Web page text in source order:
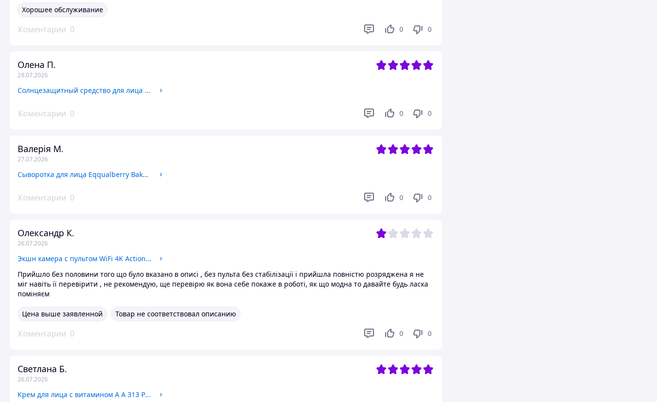
Хорошее обслуживание
Коментарии 0 0 0
Олена П.
28.07.2026
Солнцезащитный средство для лица La Roche-Posay Anthelios Age Correct SPF 50+
Коментарии 0 0 0
Валерія М.
27.07.2026
Сыворотка для лица Eqqualberry Bakuchiol Plumping Serum, 30 мл
Коментарии 0 0 0
Олександр К.
26.07.2026
Экшн камера с пультом WiFi 4K Action Sport Camera S3R
Прийшло без половини того що було вказано в описі , без пульта без стабілізації і прийшла повністю розряджена я не
міг навіть її перевірити , не рекомендую, ще перевірю як вона себе покаже в роботі, як що модна то давайте будь ласка
поміняєм
Цена выше заявленной Товар не соответствовал описанию
Коментарии 0 0 0
Светлана Б.
26.07.2026
Крем для лица с витамином А A 313 Pommade 50 г